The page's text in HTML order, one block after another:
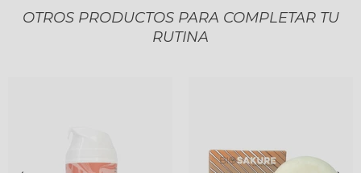
OTROS PRODUCTOS PARA COMPLETAR TU
RUTINA